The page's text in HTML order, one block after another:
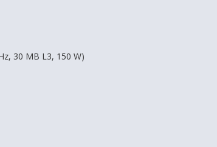
30 MB L3, 150 W)